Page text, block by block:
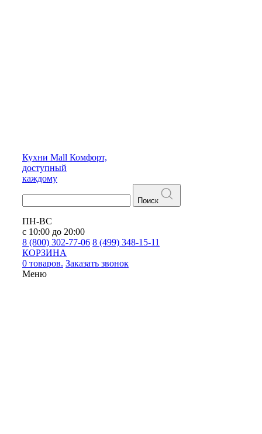
Кухни Mall Комфорт,
доступный
каждому
Поиск
ПН-ВС
с 10:00 до 20:00
8 (800) 302-77-06 8 (499) 348-15-11
КОРЗИНА
0 товаров. Заказать звонок
Меню